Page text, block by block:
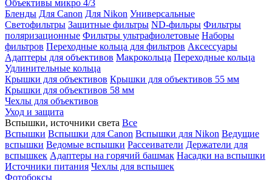
Объективы микро 4/3
Бленды Для Canon Для Nikon Универсальные
Светофильтры Защитные фильтры ND-фильры Фильтры
поляризационные Фильтры ультрафиолетовые Наборы
фильтров Переходные кольца для фильтров Аксессуары
Адаптеры для объективов Макрокольца Переходные кольца
Удлинительные кольца
Крышки для объективов Крышки для объективов 55 мм
Крышки для объективов 58 мм
Чехлы для объективов
Уход и защита
Вспышки, источники света Все
Вспышки Вспышки для Canon Вспышки для Nikon Ведущие
вспышки Ведомые вспышки Рассеиватели Держатели для
вспышкек Адаптеры на горячий башмак Насадки на вспышки
Источники питания Чехлы для вспышек
Фотобоксы